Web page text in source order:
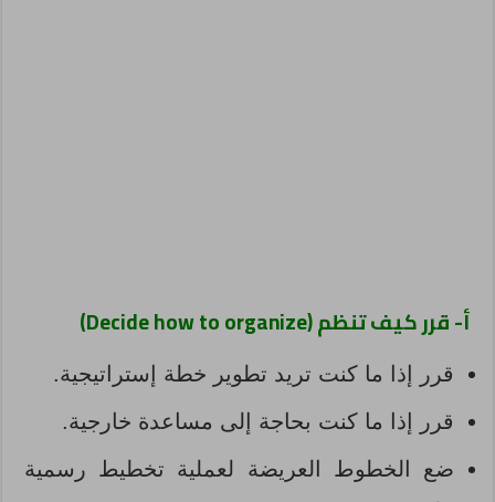
أ- قرر كيف تنظم (Decide how to organize
)
قرر إذا ما كنت تريد تطوير خطة إستراتيجية.
قرر إذا ما كنت بحاجة إلى مساعدة خارجية.
ضع الخطوط العريضة لعملية تخطيط رسمية